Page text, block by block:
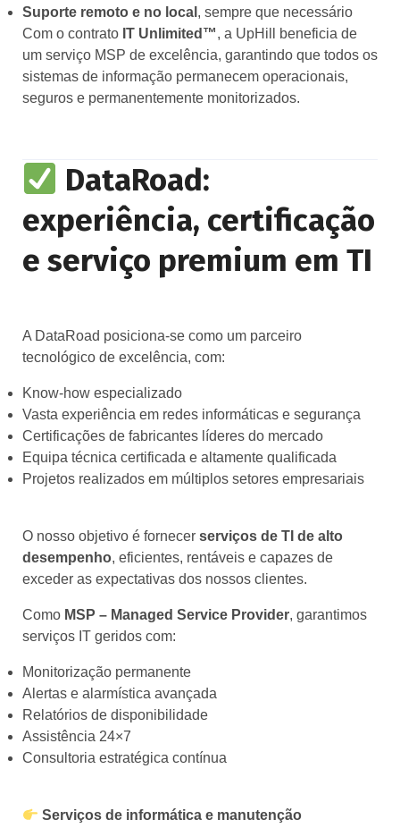
Suporte remoto e no local , sempre que necessário
Com o contrato IT Unlimited™, a UpHill beneficia de
um serviço MSP de excelência, garantindo que todos os
sistemas de informação permanecem operacionais,
seguros e permanentemente monitorizados.
DataRoad:
experiência, certificação
e serviço premium em TI
A DataRoad posiciona‑se como um parceiro
tecnológico de excelência, com:
Know‑how especializado
Vasta experiência em redes informáticas e segurança
Certificações de fabricantes líderes do mercado
Equipa técnica certificada e altamente qualificada
Projetos realizados em múltiplos setores empresariais
O nosso objetivo é fornecer serviços de TI de alto
desempenho, eficientes, rentáveis e capazes de
exceder as expectativas dos nossos clientes.
Como MSP – Managed Service Provider, garantimos
serviços IT geridos com:
Monitorização permanente
Alertas e alarmística avançada
Relatórios de disponibilidade
Assistência 24×7
Consultoria estratégica contínua
Serviços de informática e manutenção